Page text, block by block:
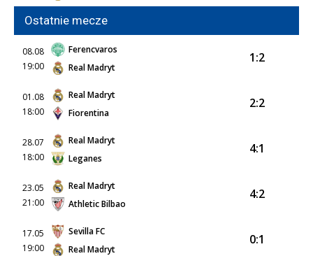
Ostatnie mecze
08.08
19:00
Ferencvaros
Real Madryt
1:2
01.08
18:00
Real Madryt
Fiorentina
2:2
28.07
18:00
Real Madryt
Leganes
4:1
23.05
21:00
Real Madryt
Athletic Bilbao
4:2
17.05
19:00
Sevilla FC
Real Madryt
0:1